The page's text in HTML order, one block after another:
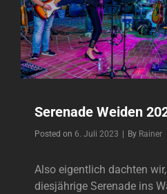
Serenade Weiden
Posted on 6. Juli 2023 By Byline
Rainer
Also eigentlich dachten
diesjährige Serenade ins